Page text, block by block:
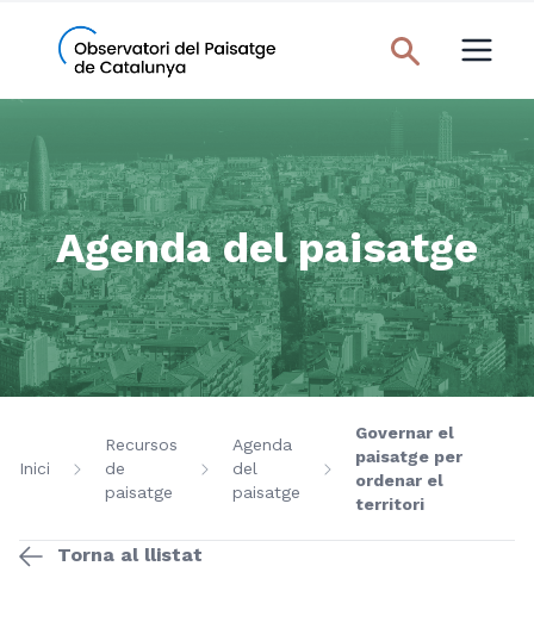
Agenda del paisatge
Inici
Recursos
de
paisatge
Agenda
del
paisatge
Governar el
paisatge per
ordenar el
territori
Torna al llistat